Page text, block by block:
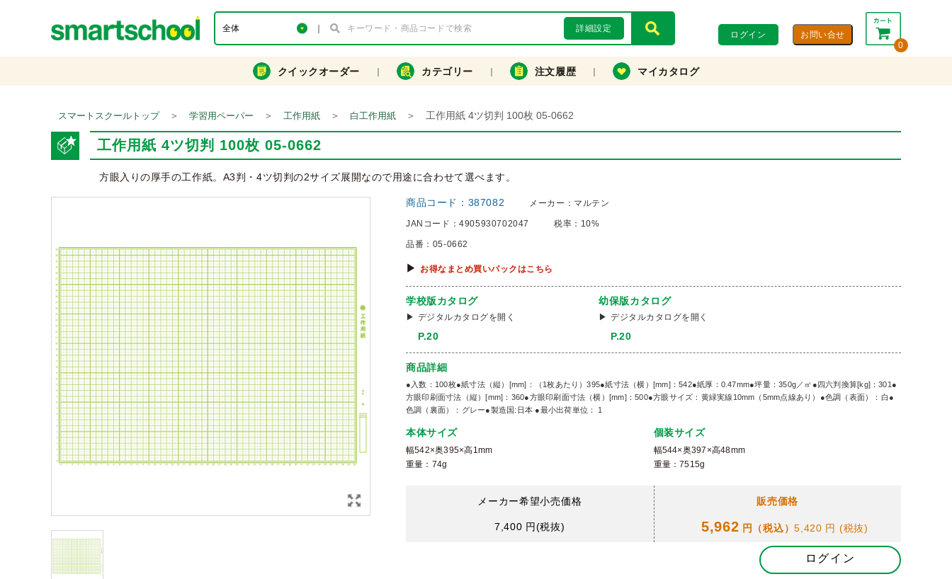
詳細設定
ログイン
0
合計： 0円
カートを見る・注文する
クイックオーダー カテゴリー 注文履歴 マイカタログ
スマートスクールトップ ＞ 学習用ペーパー ＞ 工作用紙 ＞ 白工作用紙 ＞ 工作用紙 4ツ切判 100枚 05-0662
工作用紙 4ツ切判 100枚 05-0662
方眼入りの厚手の工作紙。A3判・4ツ切判の2サイズ展開なので用途に合わせて選べます。
商品コード： 387082 メーカー： マルテン
JANコード：4905930702047 税率： 10%
品番： 05-0662
お得なまとめ買いパックはこちら
学校版カタログ
デジタルカタログを開く
P.20
幼保版カタログ
デジタルカタログを開く
P.20
商品詳細
●入数：100枚●紙寸法（縦）[mm]：（1枚あたり）395●紙寸法（横）[mm]：542●紙厚：0.47mm●坪量：350g／㎡●四六判換算[kg]：301●
方眼印刷面寸法（縦）[mm]：360●方眼印刷面寸法（横）[mm]：500●方眼サイズ：黄緑実線10mm（5mm点線あり）●色調（表面）：白●
色調（裏面）：グレー●製造国:日本 ●最小出荷単位： 1
本体サイズ
幅542×奥395×高1mm
重量：74g
個装サイズ
幅544×奥397×高48mm
重量：7515g
メーカー希望小売価格
7,400 円(税抜)
販売価格
5,962 円（税込）5,420 円 (税抜)
ログイン